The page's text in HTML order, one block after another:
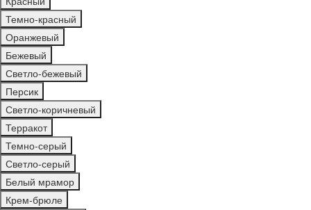
Темно-красный
Оранжевый
Бежевый
Светло-бежевый
Персик
Светло-коричневый
Терракот
Темно-серый
Светло-серый
Белый мрамор
Крем-брюле